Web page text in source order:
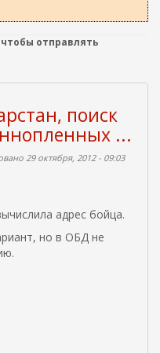
чтобы отправлять
поиск
...
29 октября, 2012 - 09:03
адрес бойца.
но в ОБД не